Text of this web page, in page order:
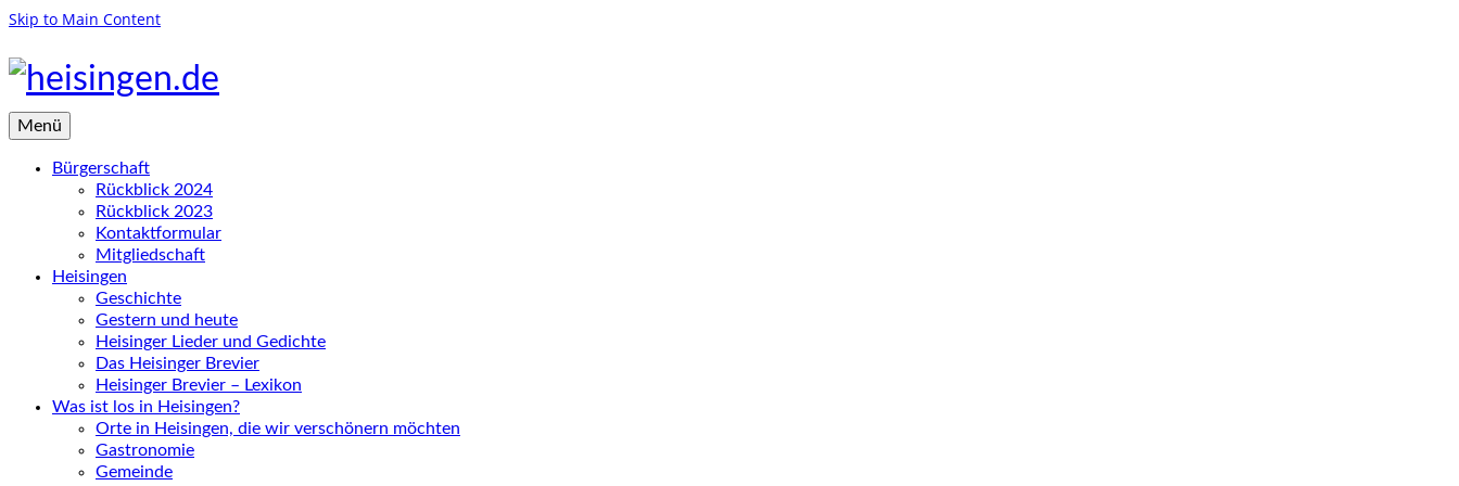
Skip to Main Content
Menü
Bürgerschaft
Rückblick 2024
Rückblick 2023
Kontaktformular
Mitgliedschaft
Heisingen
Geschichte
Gestern und heute
Heisinger Lieder und Gedichte
Das Heisinger Brevier
Heisinger Brevier – Lexikon
Was ist los in Heisingen?
Orte in Heisingen, die wir verschönern möchten
Gastronomie
Gemeinde